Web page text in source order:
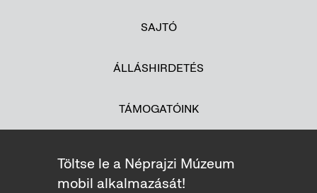
SAJTÓ
ÁLLÁSHIRDETÉS
TÁMOGATÓINK
Töltse le a Néprajzi Múzeum
mobil alkalmazását!